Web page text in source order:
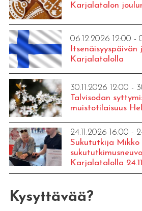
Karjalatalon
06.12.2026 12:00 -
Itsenäisyyspäivän
Karjalatalolla
30.11.2026 12:00 -
Talvisodan
muistotilaisuus
24.11.2026 16:00 -
Sukututkija Mikko
Karjalatalolla
Kysyttävää?